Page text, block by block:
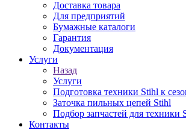
Доставка товара
Для предприятий
Бумажные каталоги
Гарантия
Документация
Услуги
Назад
Услуги
Подготовка техники Stihl к
Заточка пильных цепей Stihl
Подбор запчастей для техники
Контакты